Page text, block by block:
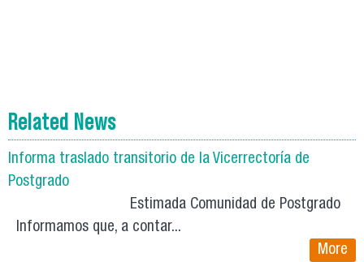
Related News
Informa traslado transitorio de la Vicerrectoría de
Postgrado
Estimada Comunidad de Postgrado
Informamos que, a contar...
More